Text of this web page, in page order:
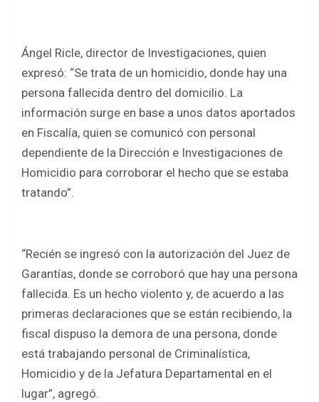
Ángel Ricle, director de Investigaciones, quien
expresó: “Se trata de un homicidio, donde hay una
persona fallecida dentro del domicilio. La
información surge en base a unos datos aportados
en Fiscalía, quien se comunicó con personal
dependiente de la Dirección e Investigaciones de
Homicidio para corroborar el hecho que se estaba
tratando”.
“Recién se ingresó con la autorización del Juez de
Garantías, donde se corroboró que hay una persona
fallecida. Es un hecho violento y, de acuerdo a las
primeras declaraciones que se están recibiendo, la
fiscal dispuso la demora de una persona, donde
está trabajando personal de Criminalística,
Homicidio y de la Jefatura Departamental en el
lugar”, agregó.